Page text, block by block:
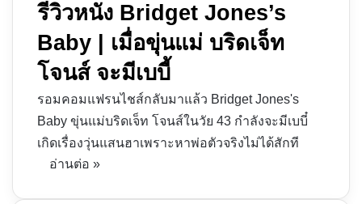
รีวิวหนัง Bridget Jones’s
Baby | เมื่อขุ่นแม่ บริดเจ็ท
โจนส์ จะมีเบบี้
รอมคอมแฟรนไชส์กลับมาแล้ว Bridget Jones's
Baby ขุ่นแม่บริดเจ็ท โจนส์ในวัย 43 กำลังจะมีเบบี๋
เกิดเรื่องวุ่นแสนฮาเพราะหาพ่อตัวจริงไม่ได้สักที
อ่านต่อ »